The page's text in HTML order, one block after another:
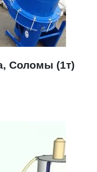
Соломы (1т)